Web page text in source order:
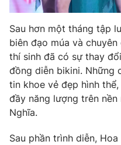
Sau hơn một tháng tập
biên đạo múa và
thí sinh đã có sự thay
đồng diễn bikini. Những
tin khoe vẻ đẹp hình
đầy năng lượng trên
Nghĩa.
Sau phần trình diễn,